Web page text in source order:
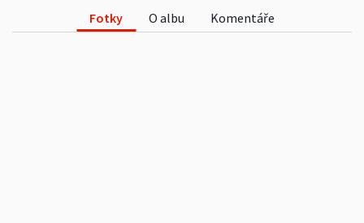
Fotky O albu Komentáře